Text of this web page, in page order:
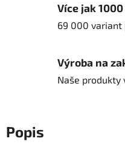
Více jak
69 000 variant
Výroba na
Naše produkty
Popis